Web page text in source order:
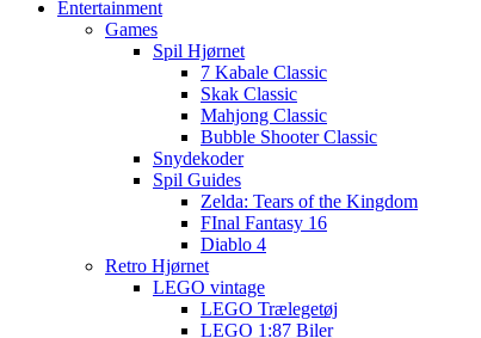
Entertainment
Games
Spil Hjørnet
7 Kabale Classic
Skak Classic
Mahjong Classic
Bubble Shooter Classic
Snydekoder
Spil Guides
Zelda: Tears of the Kingdom
FInal Fantasy 16
Diablo 4
Retro Hjørnet
LEGO vintage
LEGO Trælegetøj
LEGO 1:87 Biler